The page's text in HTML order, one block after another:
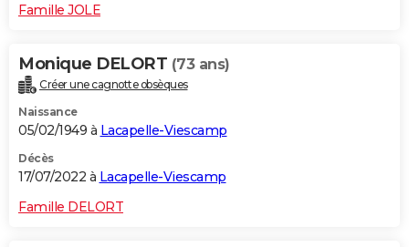
Famille JOLE
Monique DELORT (73 ans)
Créer une cagnotte obsèques
Naissance
05/02/1949 à Lacapelle-Viescamp
Décès
17/07/2022 à Lacapelle-Viescamp
Famille DELORT